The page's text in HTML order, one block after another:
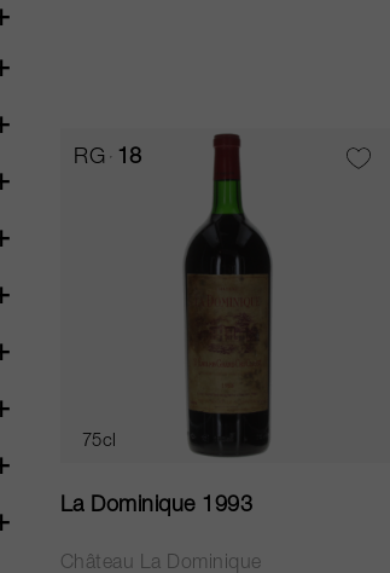
RG 18
75cl
La Dominique 1993
Château La Dominique